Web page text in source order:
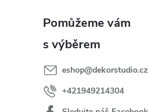
eshop@dekorstudio.cz
+421949214304